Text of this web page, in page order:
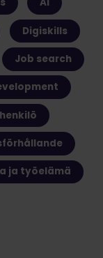
Digiskills
Job search
ja työelämä